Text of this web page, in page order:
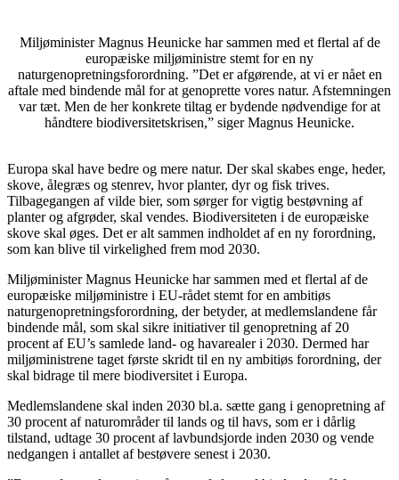
Miljøminister Magnus Heunicke har sammen med et flertal af de
europæiske miljøministre stemt for en ny
naturgenopretningsforordning. ”Det er afgørende, at vi er nået en
aftale med bindende mål for at genoprette vores natur. Afstemningen
var tæt. Men de her konkrete tiltag er bydende nødvendige for at
håndtere biodiversitetskrisen,” siger Magnus Heunicke.
Europa skal have bedre og mere natur. Der skal skabes enge, heder,
skove, ålegræs og stenrev, hvor planter, dyr og fisk trives.
Tilbagegangen af vilde bier, som sørger for vigtig bestøvning af
planter og afgrøder, skal vendes. Biodiversiteten i de europæiske
skove skal øges. Det er alt sammen indholdet af en ny forordning,
som kan blive til virkelighed frem mod 2030.
Miljøminister Magnus Heunicke har sammen med et flertal af de
europæiske miljøministre i EU-rådet stemt for en ambitiøs
naturgenopretningsforordning, der betyder, at medlemslandene får
bindende mål, som skal sikre initiativer til genopretning af 20
procent af EU’s samlede land- og havarealer i 2030. Dermed har
miljøministrene taget første skridt til en ny ambitiøs forordning, der
skal bidrage til mere biodiversitet i Europa.
Medlemslandene skal inden 2030 bl.a. sætte gang i genopretning af
30 procent af naturområder til lands og til havs, som er i dårlig
tilstand, udtage 30 procent af lavbundsjorde inden 2030 og vende
nedgangen i antallet af bestøvere senest i 2030.